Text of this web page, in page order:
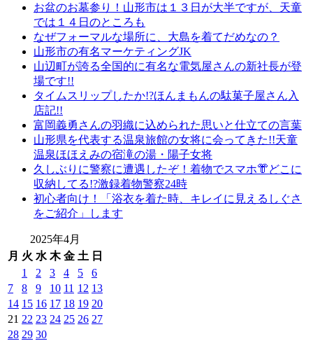
お盆のお墓参り！山形市は１３日が大半ですが、天童
では１４日のところも
なぜフォーマルな場所に、大島を着てだめなの？
山形市の有名マーケティングJK
山辺町が誇る全国的に有名な電気屋さんの新社長が登
場です!!
タイムスリップしたか!?ほんまもんの駄菓子屋さん入
店記!!
富岡義勇さんの羽織に込められた思いと仕立ての言葉
山形県を代表する温泉旅館の女将に会ってきた!!天童
温泉ほほえみの宿滝の湯・陽子女将
久しぶりに警察に遭遇したぞ！着物でスマホ👘どこに
収納してる!?激録着物警察24時
初心者向け！「浴衣を着た時、キレイに見えるしぐさ
をご紹介」します
2025年4月
月 火 水 木 金 土 日
1
2 3 4 5
6
7
8 9 10 11 12 13
14 15 16 17 18 19 20
21 22 23 24 25 26 27
28 29 30